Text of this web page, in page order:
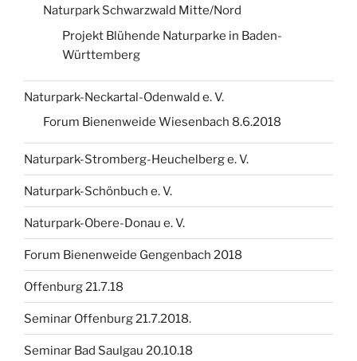
Naturpark Schwarzwald Mitte/Nord
Projekt Blühende Naturparke in Baden-
Württemberg
Naturpark-Neckartal-Odenwald e. V.
Forum Bienenweide Wiesenbach 8.6.2018
Naturpark-Stromberg-Heuchelberg e. V.
Naturpark-Schönbuch e. V.
Naturpark-Obere-Donau e. V.
Forum Bienenweide Gengenbach 2018
Offenburg 21.7.18
Seminar Offenburg 21.7.2018.
Seminar Bad Saulgau 20.10.18